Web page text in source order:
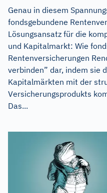
Genau in diesem
fondsgebundene
Lösungsansatz für die
und Kapitalmarkt: Wie
Rentenversicherungen
verbinden” dar, indem sie
Kapitalmärkten mit der
Versicherungsprodukts
Das...